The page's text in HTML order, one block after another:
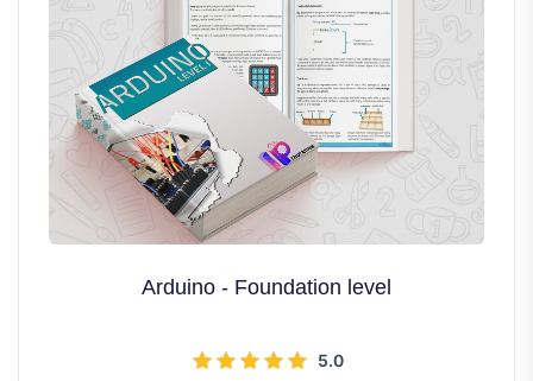
Arduino - Foundation level
5.0